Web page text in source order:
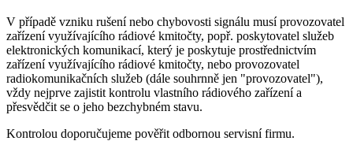
V případě vzniku rušení nebo chybovosti signálu musí provozovatel
zařízení využívajícího rádiové kmitočty, popř. poskytovatel služeb
elektronických komunikací, který je poskytuje prostřednictvím
zařízení využívajícího rádiové kmitočty, nebo provozovatel
radiokomunikačních služeb (dále souhrnně jen "provozovatel"),
vždy nejprve zajistit kontrolu vlastního rádiového zařízení a
přesvědčit se o jeho bezchybném stavu.
Kontrolou doporučujeme pověřit odbornou servisní firmu.